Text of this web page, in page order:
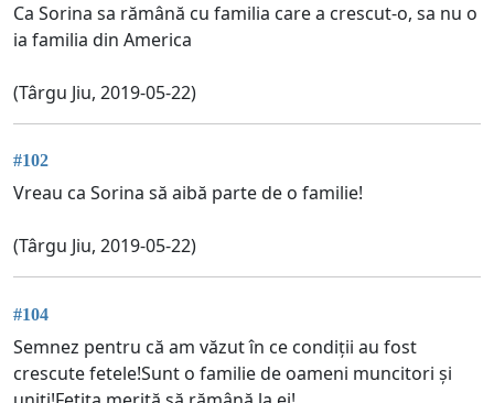
Ca Sorina sa rămână cu familia care a crescut-o, sa nu o
ia familia din America
(Târgu Jiu, 2019-05-22)
#102
Vreau ca Sorina să aibă parte de o familie!
(Târgu Jiu, 2019-05-22)
#104
Semnez pentru că am văzut în ce condiții au fost
crescute fetele!Sunt o familie de oameni muncitori și